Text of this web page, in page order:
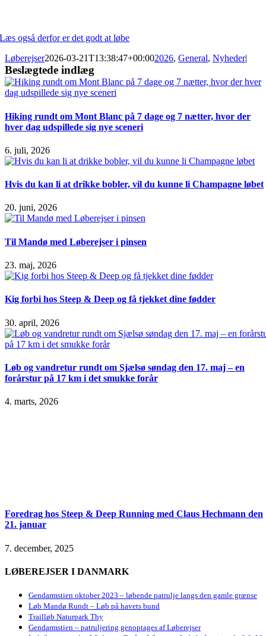
Læs også derfor er det godt at løbe
Løberejser2026-03-21T13:38:47+00:002026, General, Nyheder|
Beslægtede indlæg
Hiking rundt om Mont Blanc på 7 dage og 7 nætter, hvor der
hver dag udspillede sig nye sceneri
6. juli, 2026
Hvis du kan li at drikke bobler, vil du kunne li Champagne løbet
20. juni, 2026
Til Mandø med Løberejser i pinsen
23. maj, 2026
Kig forbi hos Steep & Deep og få tjekket dine fødder
30. april, 2026
Løb og vandretur rundt om Sjælsø søndag den 17. maj – en
forårstur på 17 km i det smukke forår
4. marts, 2026
Foredrag hos Steep & Deep Running med Claus Hechmann den
21. januar
7. december, 2025
LØBEREJSER I DANMARK
Gendarmstien oktober 2023 – løbende patrulje langs den gamle grænse
Løb Mandø Rundt – Løb på havets bund
Trailløb Naturpark Thy
Gendarmstien – patruljering genoptages af Løberejser